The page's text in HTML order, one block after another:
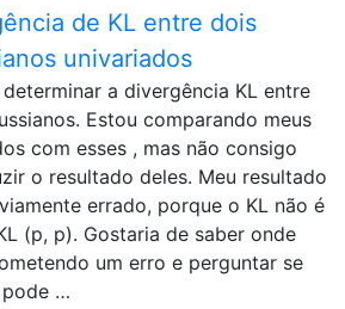
de KL entre dois
univariados
a divergência KL entre
Estou comparando meus
com esses , mas não consigo
o resultado deles. Meu resultado
errado, porque o KL não é
(p, p). Gostaria de saber onde
um erro e perguntar se
pode …